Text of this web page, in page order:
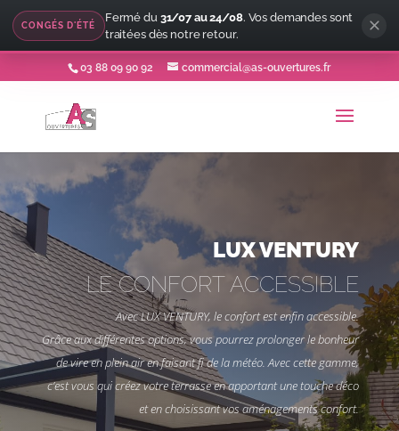
03 88 09 90 92 commercial@as-ouvertures.fr
LUX VENTURY
LE CONFORT ACCESSIBLE
Avec LUX VENTURY, le confort est enfin accessible.
Grâce aux différentes options, vous pourrez prolonger le bonheur
de vire en plein air en faisant fi de la météo.Avec cette gamme,
c’est vous qui créez votre terrasse en apportant une touche déco
et en choisissant vos aménagements confort.
CONGÉS D'ÉTÉ
Fermé du 31/07 au 24/08. Vos demandes sont
traitées dès notre retour.